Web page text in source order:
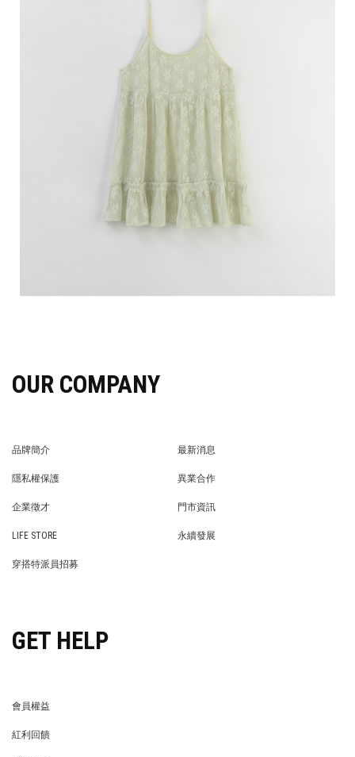
OUR COMPANY
品牌簡介
最新消息
隱私權保護
異業合作
企業徵才
門市資訊
LIFE STORE
永續發展
穿搭特派員招募
GET HELP
會員權益
紅利回饋